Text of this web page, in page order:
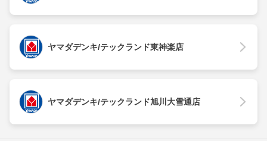
ヤマダデンキ/テックランド東神楽店
ヤマダデンキ/テックランド旭川大雪通店